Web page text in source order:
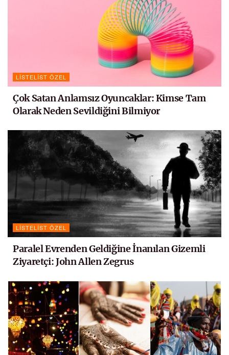
LISTELIST ÖZEL
Çok Satan Anlamsız Oyuncaklar: Kimse Tam
Olarak Neden Sevildiğini Bilmiyor
LISTELIST ÖZEL
Paralel Evrenden Geldiğine İnanılan Gizemli
Ziyaretçi: John Allen Zegrus